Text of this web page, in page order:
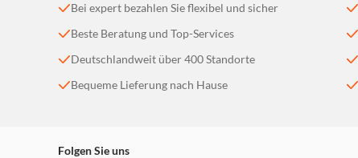
Bei expert bezahlen Sie flexibel und sicher
Beste Beratung und Top-Services
Deutschlandweit über 400 Standorte
Bequeme Lieferung nach Hause
Folgen Sie uns